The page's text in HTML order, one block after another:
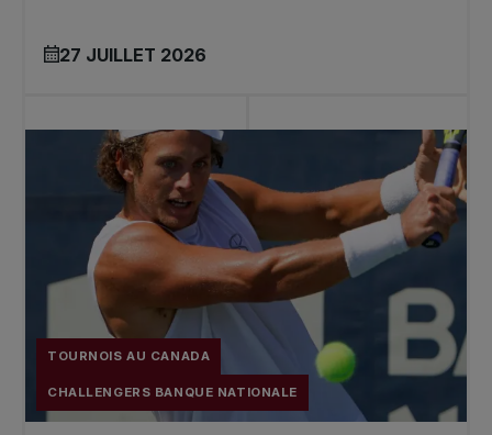
27 JUILLET 2026
TOURNOIS AU CANADA
CHALLENGERS BANQUE NATIONALE